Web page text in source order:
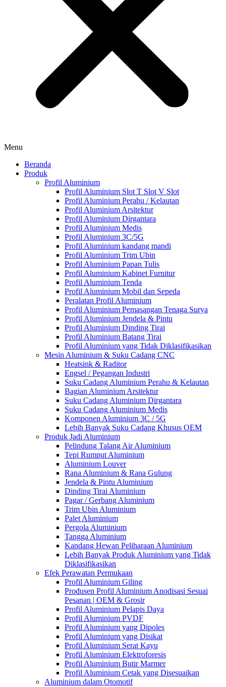
Menu
Beranda
Produk
Profil Aluminium
Profil Aluminium Slot T Slot V Slot
Profil Aluminium Perahu / Kelautan
Profil Aluminium Arsitektur
Profil Aluminium Dirgantara
Profil Aluminium Medis
Profil Aluminium 3C/5G
Profil Aluminium kandang mandi
Profil Aluminium Trim Ubin
Profil Aluminium Papan Tulis
Profil Aluminium Kabinet Furnitur
Profil Aluminium Tenda
Profil Aluminium Mobil dan Sepeda
Peralatan Profil Aluminium
Profil Aluminium Pemasangan Tenaga Surya
Profil Aluminium Jendela & Pintu
Profil Aluminium Dinding Tirai
Profil Aluminium Batang Tirai
Profil Aluminium yang Tidak Diklasifikasikan
Mesin Aluminium & Suku Cadang CNC
Heatsink & Raditor
Engsel / Pegangan Industri
Suku Cadang Aluminium Perahu & Kelautan
Bagian Aluminium Arsitektur
Suku Cadang Aluminium Dirgantara
Suku Cadang Aluminium Medis
Komponen Aluminium 3C / 5G
Lebih Banyak Suku Cadang Khusus OEM
Produk Jadi Aluminium
Pelindung Talang Air Aluminium
Tepi Rumput Aluminium
Aluminium Louver
Rana Aluminium & Rana Gulung
Jendela & Pintu Aluminium
Dinding Tirai Aluminium
Pagar / Gerbang Aluminium
Trim Ubin Aluminium
Palet Aluminium
Pergola Aluminium
Tangga Aluminium
Kandang Hewan Peliharaan Aluminium
Lebih Banyak Produk Aluminium yang Tidak
Diklasifikasikan
Efek Perawatan Permukaan
Profil Aluminium Giling
Produsen Profil Aluminium Anodisasi Sesuai
Pesanan | OEM & Grosir
Profil Aluminium Pelapis Daya
Profil Aluminium PVDF
Profil Aluminium yang Dipoles
Profil Aluminium yang Disikat
Profil Aluminium Serat Kayu
Profil Aluminium Elektroforesis
Profil Aluminium Butir Marmer
Profil Aluminium Cetak yang Disesuaikan
Aluminium dalam Otomotif